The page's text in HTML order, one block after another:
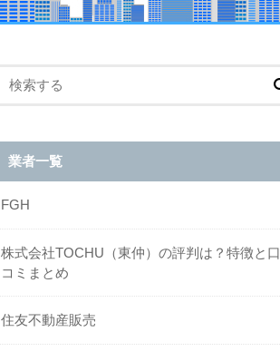
業者一覧
FGH
株式会社TOCHU（東仲）の評判は？特徴と口
コミまとめ
住友不動産販売